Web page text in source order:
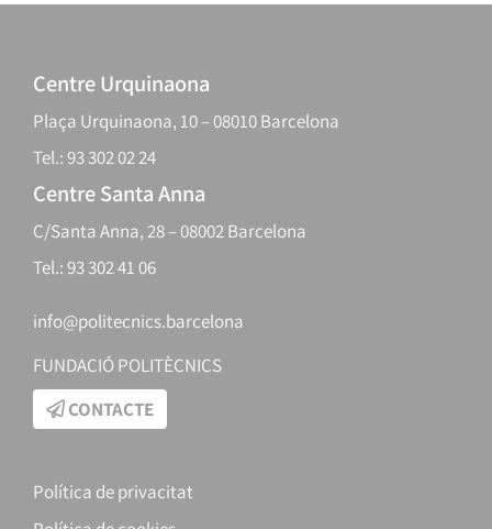
Centre Urquinaona
Plaça Urquinaona, 10 – 08010 Barcelona
Tel.: 93 302 02 24
Centre Santa Anna
C/Santa Anna, 28 – 08002 Barcelona
Tel.: 93 302 41 06
info@politecnics.barcelona
FUNDACIÓ POLITÈCNICS
CONTACTE
Política de privacitat